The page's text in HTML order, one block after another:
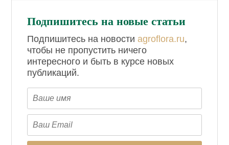
Подпишитесь на новые статьи
Подпишитесь на новостиagroflora.ru,
чтобы не пропустить ничего
интересного и быть в курсе новых
публикаций.